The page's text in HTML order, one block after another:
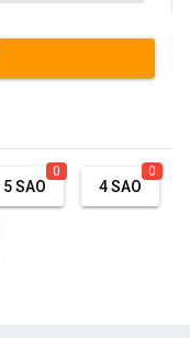
5 SAO
0
4 SAO
0